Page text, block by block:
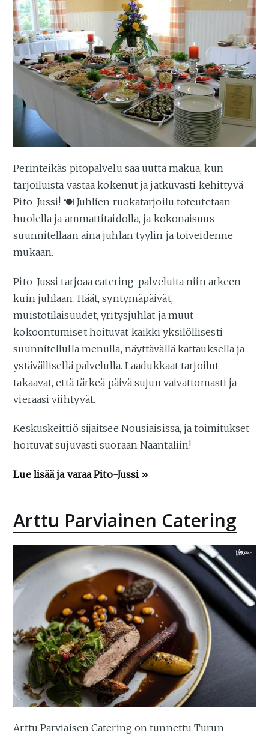
Perinteikäs pitopalvelu saa uutta makua, kun
tarjoiluista vastaa kokenut ja jatkuvasti kehittyvä
Pito-Jussi! 🍽️ Juhlien ruokatarjoilu toteutetaan
huolella ja ammattitaidolla, ja kokonaisuus
suunnitellaan aina juhlan tyylin ja toiveidenne
mukaan.
Pito-Jussi tarjoaa catering-palveluita niin arkeen
kuin juhlaan. Häät, syntymäpäivät,
muistotilaisuudet, yritysjuhlat ja muut
kokoontumiset hoituvat kaikki yksilöllisesti
suunnitellulla menulla, näyttävällä kattauksella ja
ystävällisellä palvelulla. Laadukkaat tarjoilut
takaavat, että tärkeä päivä sujuu vaivattomasti ja
vieraasi viihtyvät.
Keskuskeittiö sijaitsee Nousiaisissa, ja toimitukset
hoituvat sujuvasti suoraan Naantaliin!
Lue lisää ja varaaPito-Jussi »
Arttu Parviainen Catering
Arttu Parviaisen Catering on tunnettu Turun